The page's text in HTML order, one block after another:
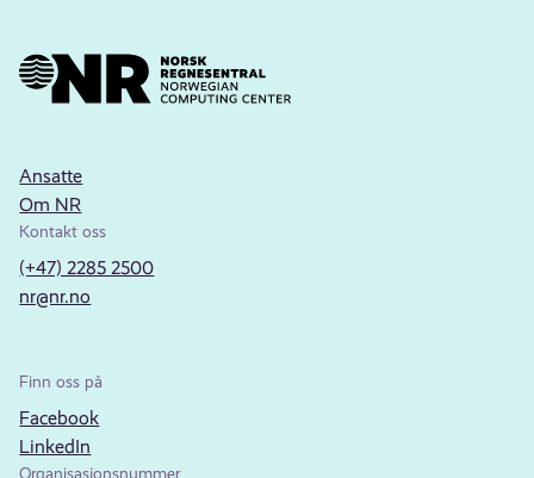
Ansatte
Om NR
Kontakt oss
(+47) 2285 2500
nr@nr.no
Finn oss på
Facebook
LinkedIn
Organisasjonsnummer